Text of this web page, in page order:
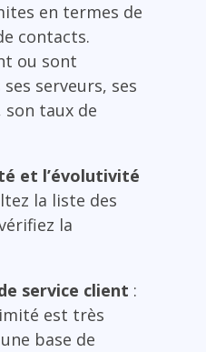
en termes de
contacts.
ou sont
serveurs, ses
taux de
et l’évolutivité
la liste des
la
service client :
est très
base de